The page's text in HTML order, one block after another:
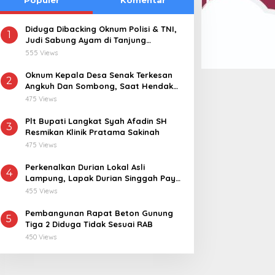
1
Diduga Dibacking Oknum Polisi & TNI,
Judi Sabung Ayam di Tanjung
Kemuning “Kebal Hukum”
555 Views
2
Oknum Kepala Desa Senak Terkesan
Angkuh Dan Sombong, Saat Hendak
Dikonfirmasi Realisasi Dana Desa 2021-
475 Views
3
Plt Bupati Langkat Syah Afadin SH
Resmikan Klinik Pratama Sakinah
475 Views
4
Perkenalkan Durian Lokal Asli
Lampung, Lapak Durian Singgah Pay
kini Hadir di Lampung Timur
455 Views
5
Pembangunan Rapat Beton Gunung
Tiga 2 Diduga Tidak Sesuai RAB
450 Views